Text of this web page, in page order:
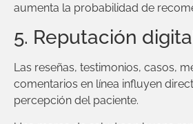
aumenta la probabilidad de
5. Reputación
Las reseñas, testimonios, casos,
comentarios en línea influyen
percepción del paciente.